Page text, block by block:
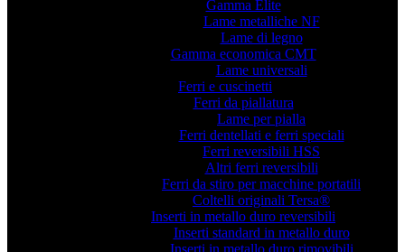
Gamma Elite
Lame metalliche NF
Lame di legno
Gamma economica CMT
Lame universali
Ferri e cuscinetti
Ferri da piallatura
Lame per pialla
Ferri dentellati e ferri speciali
Ferri reversibili HSS
Altri ferri reversibili
Ferri da stiro per macchine portatili
Coltelli originali Tersa®
Inserti in metallo duro reversibili
Inserti standard in metallo duro
Inserti in metallo duro rimovibili